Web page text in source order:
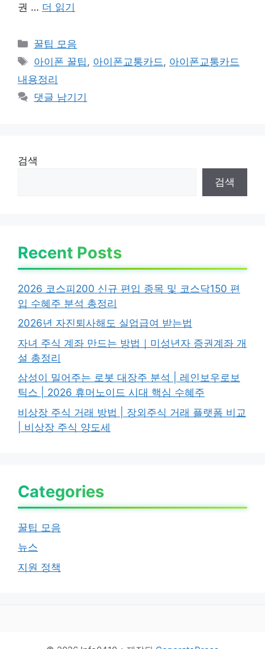
권 … 더 읽기
카
테
고
리
꿀팁 모음
태
그
아이폰 꿀팁 , 아이폰교통카드 , 아이폰교통카드
내용정리
댓글 남기기
검색
검색
Recent Posts
2026 코스피200 신규 편입 종목 및 코스닥150 편
입 수혜주 분석 총정리
2026년 자진퇴사해도 실업급여 받는법
자녀 주식 계좌 만드는 방법｜미성년자 증권계좌 개
설 총정리
삼성이 밀어주는 로봇 대장주 분석 | 레인보우로보
틱스 | 2026 휴머노이드 시대 핵심 수혜주
비상장 주식 거래 방법 | 장외주식 거래 플랫폼 비교
| 비상장 주식 양도세
Categories
꿀팁 모음
뉴스
지원 정책